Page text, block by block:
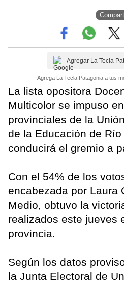
Agregar La Tecla
Agrega La Tecla Patagonia a tus
La lista opositora
Multicolor se impuso
provinciales de la
de la Educación de
conducirá el gremio a
Con el 54% de los
encabezada por Laura
Medio, obtuvo la
realizados este jueves
provincia.
Según los datos
la Junta Electoral de